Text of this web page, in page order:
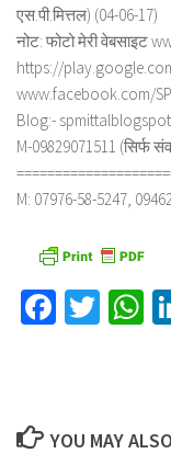
एस.पी.मित्तल) (04-06-17)
नोट: फोटो मेरी वेबसाइट
https://
www.facebook.com/
Blog:-
M-09829071511 (सिर्फ
M: 07976-58-5247,
YOU MAY